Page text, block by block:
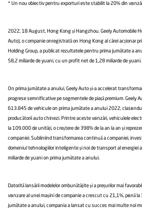
* Un nou obiectiv pentru exporturi este stabilit la 20% din
2022, 18 August, Hong Kong și Hangzhou. Geely Automobile
Auto), o companie înregistrată în Hong Kong al cărei acționar
Holding Group, a publicat rezultatele pentru prima jumătate a
58,2 miliarde de yuani, cu un profit net de 1,28 miliarde de yuani.
În prima jumătate a anului, Geely Auto și-a accelerat
progrese semnificative pe segmentele de piață premium. Geely
613.845 de vehicule în prima jumătate a anului 2022,
producătorii auto chinezi. Printre aceste vânzări, vehiculele
la 109.000 de unități, o creștere de 398% de la an la an și
companiei. Subliniind transformarea continuă a companiei,
domeniul tehnologiilor inteligente și noi de transport al energiei
miliarde de yuani în prima jumătate a anului.
Datorită lansării modelelor îmbunătățite și a prețurilor mai
vânzare al unei mașini de companie a crescut cu 21,1%, până
jumătate a anului, compania a lansat cu succes mai multe noi